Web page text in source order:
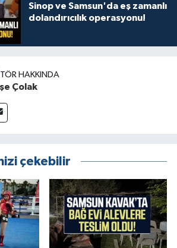
Sinop ve Samsun'da eş zamanlı
dolandırıcılık operasyonu!
HAKKINDA
Çolak
çekebilir